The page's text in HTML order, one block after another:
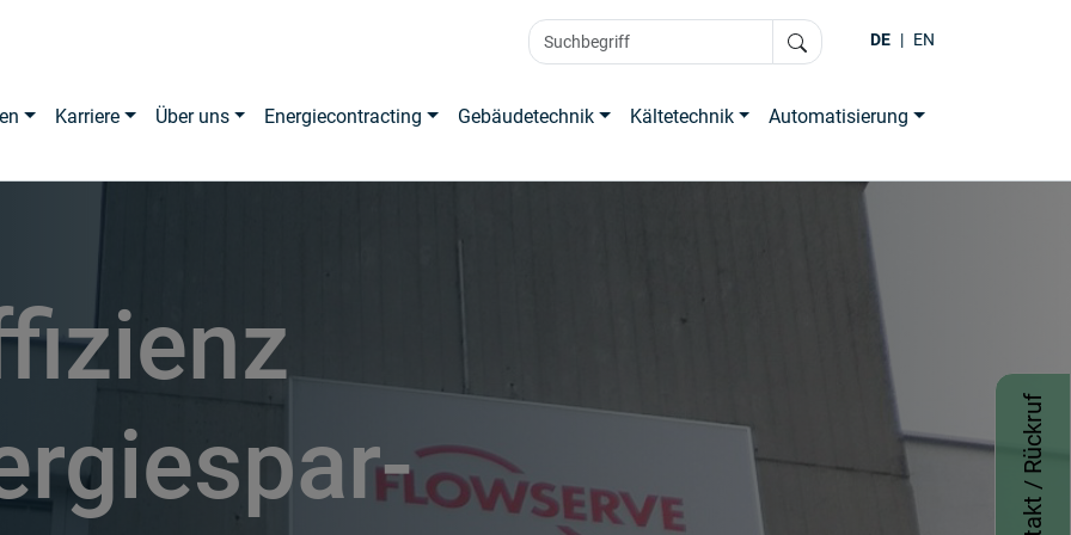
DE | EN
Karriere Über uns Energiecontracting Gebäudetechnik Kältetechnik Automatisierung
Kontakt / Rückruf